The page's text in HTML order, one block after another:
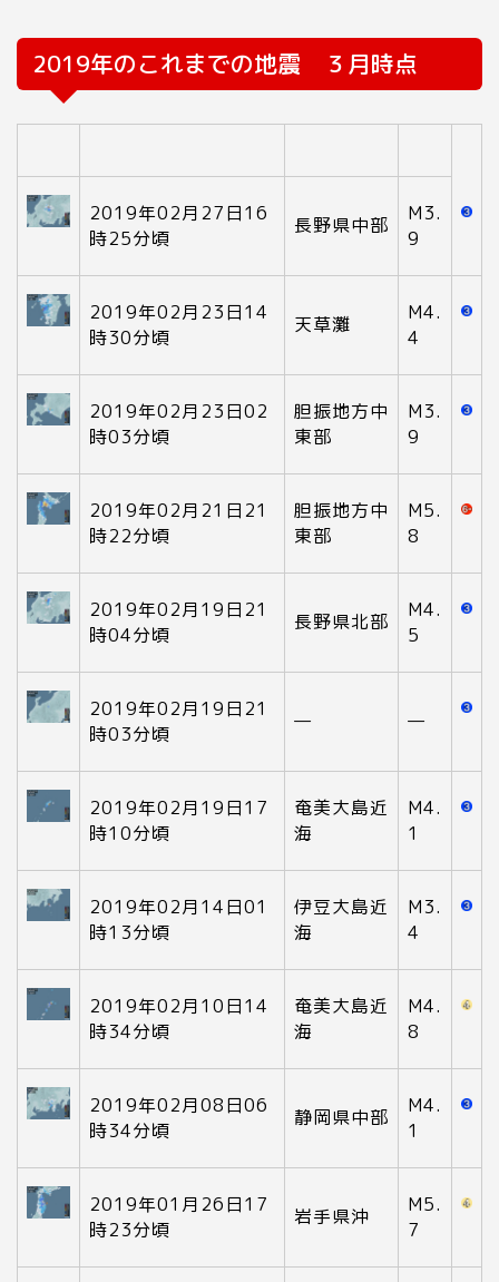
2019年のこれまでの地震 ３月時点
2019年02月27日16
時25分頃
長野県中部
M3.
9
2019年02月23日14
時30分頃
天草灘
M4.
4
2019年02月23日02
時03分頃
胆振地方中
東部
M3.
9
2019年02月21日21
時22分頃
胆振地方中
東部
M5.
8
2019年02月19日21
時04分頃
長野県北部
M4.
5
2019年02月19日21
時03分頃
— —
2019年02月19日17
時10分頃
奄美大島近
海
M4.
1
2019年02月14日01
時13分頃
伊豆大島近
海
M3.
4
2019年02月10日14
時34分頃
奄美大島近
海
M4.
8
2019年02月08日06
時34分頃
静岡県中部
M4.
1
2019年01月26日17
時23分頃
岩手県沖
M5.
7